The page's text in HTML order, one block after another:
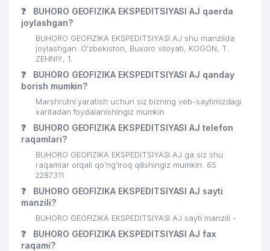
❓
BUHORO GEOFIZIKA EKSPEDITSIYASI AJ qaerda
joylashgan?
BUHORO GEOFIZIKA EKSPEDITSIYASI AJ shu manzilda
joylashgan: O'zbekiston, Buxoro viloyati, KOGON, T.
ZEHNIY, 1.
❓
BUHORO GEOFIZIKA EKSPEDITSIYASI AJ qanday
borish mumkin?
Marshrutni yaratish uchun siz bizning veb-saytimizdagi
xaritadan foydalanishingiz mumkin
❓
BUHORO GEOFIZIKA EKSPEDITSIYASI AJ telefon
raqamlari?
BUHORO GEOFIZIKA EKSPEDITSIYASI AJ ga siz shu
raqamlar orqali qo’ng’iroq qilishingiz mumkin: 65
2287311
❓
BUHORO GEOFIZIKA EKSPEDITSIYASI AJ sayti
manzili?
BUHORO GEOFIZIKA EKSPEDITSIYASI AJ sayti manzili -
❓
BUHORO GEOFIZIKA EKSPEDITSIYASI AJ fax
raqami?